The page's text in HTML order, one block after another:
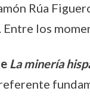
Rúa
los
La minería